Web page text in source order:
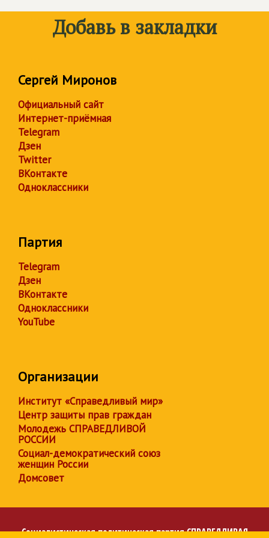
экологии и природопользованию Бричев
Рамазан Худович.
Добавь в закладки
Сергей Миронов
Официальный сайт
Интернет-приёмная
Telegram
Дзен
Twitter
ВКонтакте
Одноклассники
Партия
Telegram
Дзен
ВКонтакте
Одноклассники
YouTube
Организации
Институт «Справедливый мир»
Центр защиты прав граждан
Молодежь СПРАВЕДЛИВОЙ
РОССИИ
Социал-демократический союз
женщин России
Домсовет
Социалистическая политическая партияСПРАВЕДЛИВАЯ